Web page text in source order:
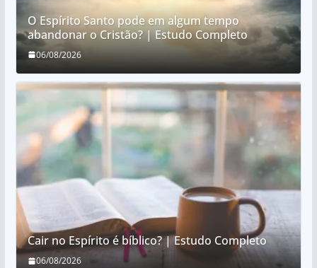
O Espírito Santo pode em algum tempo
abandonar o Cristão? | Estudo Completo
06/08/2026
Cair no Espírito é bíblico? | Estudo Completo
06/08/2026